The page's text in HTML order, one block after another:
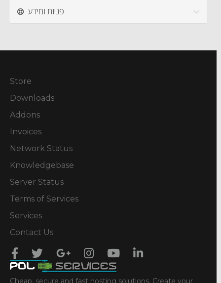
פניות ומידע
Store
Downloads
Addons
Invoices
Network Status
Knowledgebase
Server Status
Terms of Services
Services
Contact Us
Cheap, secure and fast hosting solutions. Create your